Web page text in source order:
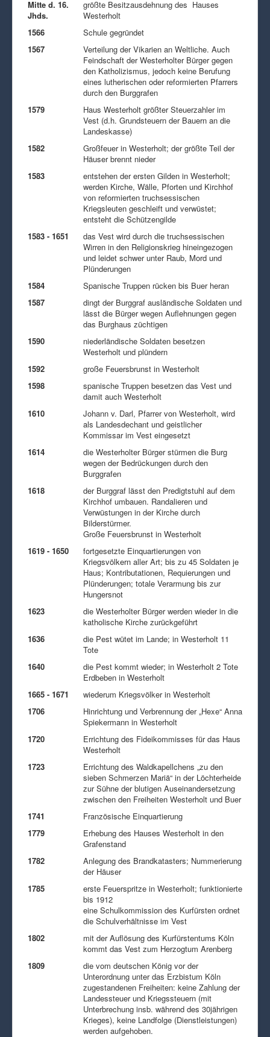
Mitte d. 16.
Jhds.
größte Besitzausdehnung des Hauses
Westerholt
1566
Schule gegründet
1567
Verteilung der Vikarien an Weltliche. Auch
Feindschaft der Westerholter Bürger gegen
den Katholizismus, jedoch keine Berufung
eines lutherischen oder reformierten Pfarrers
durch den Burggrafen
1579
Haus Westerholt größter Steuerzahler im
Vest (d.h. Grundsteuern der Bauern an die
Landeskasse)
1582
Großfeuer in Westerholt; der größte Teil der
Häuser brennt nieder
1583
entstehen der ersten Gilden in Westerholt;
werden Kirche, Wälle, Pforten und Kirchhof
von reformierten truchsessischen
Kriegsleuten geschleift und verwüstet;
entsteht die Schützengilde
1583 - 1651
das Vest wird durch die truchsessischen
Wirren in den Religionskrieg hineingezogen
und leidet schwer unter Raub, Mord und
Plünderungen
1584
Spanische Truppen rücken bis Buer heran
1587
dingt der Burggraf ausländische Soldaten und
lässt die Bürger wegen Auflehnungen gegen
das Burghaus züchtigen
1590
niederländische Soldaten besetzen
Westerholt und plündern
1592
große Feuersbrunst in Westerholt
1598
spanische Truppen besetzen das Vest und
damit auch Westerholt
1610
Johann v. Darl, Pfarrer von Westerholt, wird
als Landesdechant und geistlicher
Kommissar im Vest eingesetzt
1614
die Westerholter Bürger stürmen die Burg
wegen der Bedrückungen durch den
Burggrafen
1618
der Burggraf lässt den Predigtstuhl auf dem
Kirchhof umbauen. Randalieren und
Verwüstungen in der Kirche durch
Bilderstürmer.
Große Feuersbrunst in Westerholt
1619 - 1650
fortgesetzte Einquartierungen von
Kriegsvölkern aller Art; bis zu 45 Soldaten je
Haus; Kontributationen, Requierungen und
Plünderungen; totale Verarmung bis zur
Hungersnot
1623
die Westerholter Bürger werden wieder in die
katholische Kirche zurückgeführt
1636
die Pest wütet im Lande; in Westerholt 11
Tote
1640
die Pest kommt wieder; in Westerholt 2 Tote
Erdbeben in Westerholt
1665 - 1671
wiederum Kriegsvölker in Westerholt
1706
Hinrichtung und Verbrennung der „Hexe“ Anna
Spiekermann in Westerholt
1720
Errichtung des Fideikommisses für das Haus
Westerholt
1723
Errichtung des Waldkapellchens „zu den
sieben Schmerzen Mariä“ in der Löchterheide
zur Sühne der blutigen Auseinandersetzung
zwischen den Freiheiten Westerholt und Buer
1741
Französische Einquartierung
1779
Erhebung des Hauses Westerholt in den
Grafenstand
1782
Anlegung des Brandkatasters; Nummerierung
der Häuser
1785
erste Feuerspritze in Westerholt; funktionierte
bis 1912
eine Schulkommission des Kurfürsten ordnet
die Schulverhältnisse im Vest
1802
mit der Auflösung des Kurfürstentums Köln
kommt das Vest zum Herzogtum Arenberg
1809
die vom deutschen König vor der
Unterordnung unter das Erzbistum Köln
zugestandenen Freiheiten: keine Zahlung der
Landessteuer und Kriegssteuern (mit
Unterbrechung insb. während des 30jährigen
Krieges), keine Landfolge (Dienstleistungen)
werden aufgehoben.